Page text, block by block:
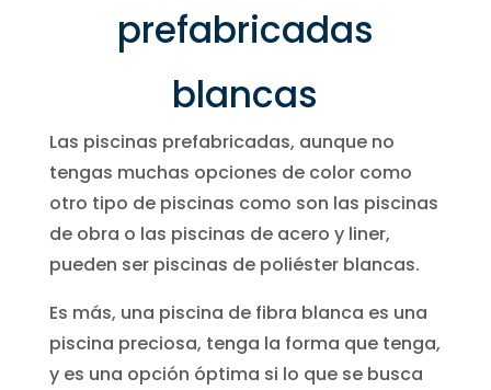
prefabricadas
blancas
Las piscinas prefabricadas, aunque no
tengas muchas opciones de color como
otro tipo de piscinas como son las piscinas
de obra o las piscinas de acero y liner,
pueden ser piscinas de poliéster blancas.
Es más, una piscina de fibra blanca es una
piscina preciosa, tenga la forma que tenga,
y es una opción óptima si lo que se busca